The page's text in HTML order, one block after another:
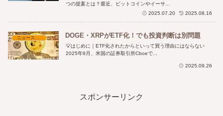
つの提案とは？最近、ビットコインやイーサ...
2025.07.20
2025.08.16
ニュース・時事解説 DOGE・XRPがETF化！でも投資判断は別問題
💡はじめに｜ETF化されたからといって買う理由にはならない
2025年9月、米国の証券取引所Cboeで...
2025.09.26
スポンサーリンク